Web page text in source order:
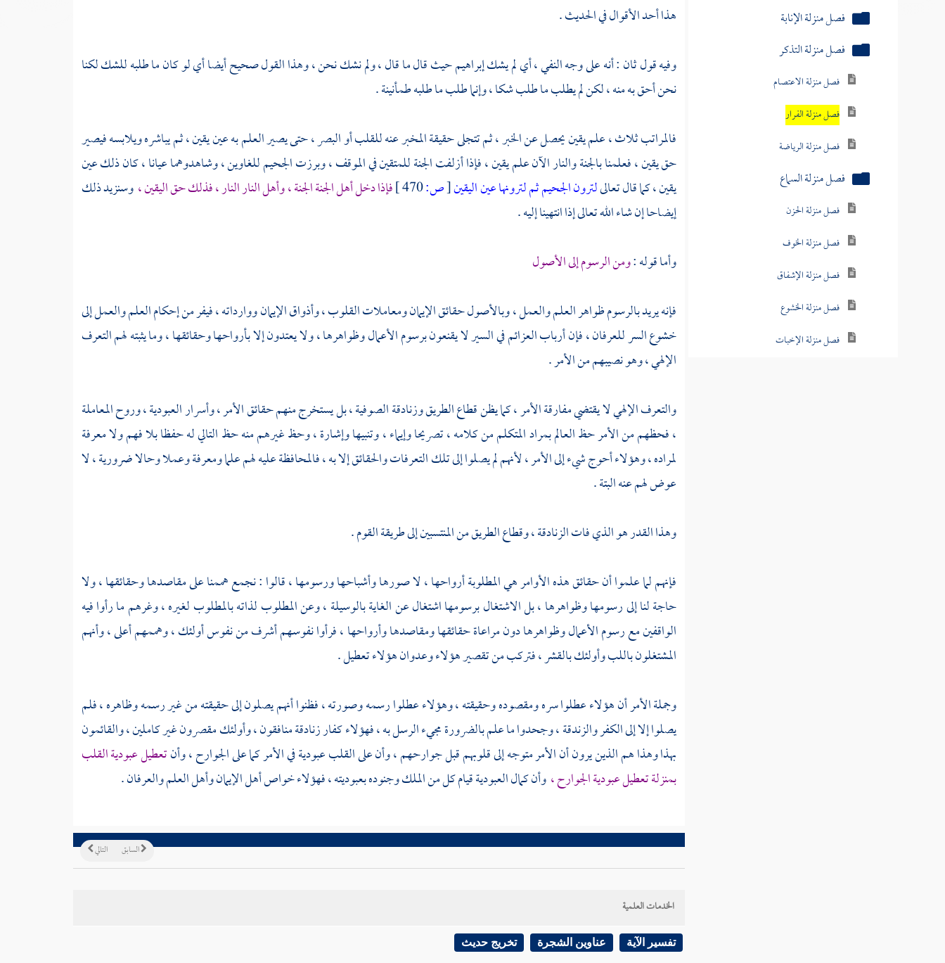
فصل منزلة الإنابة
فصل منزلة التذكر
فصل منزلة الاعتصام
فصل منزلة الفرار
فصل منزلة الرياضة
فصل منزلة السماع
فصل منزلة الحزن
فصل منزلة الخوف
فصل منزلة الإشفاق
فصل منزلة الخشوع
فصل منزلة الإخبات
هذا أحد الأقوال في الحديث .
وفيه قول ثان : أنه على وجه النفي ، أي لم يشكإبراهيمحيث قال ما قال ، ولم نشك نحن ، وهذا القول صحيح أيضا أي لو كان ما طلبه للشك لكنا
نحن أحق به منه ، لكن لم يطلب ما طلب شكا ، وإنما طلب ما طلبه طمأنينة .
فالمراتب ثلاث ، علم يقين يحصل عن الخبر ، ثم تتجلى حقيقة المخبر عنه للقلب أو البصر ، حتى يصير العلم به عين يقين ، ثم يباشره ويلابسه فيصير
حق يقين ، فعلمنا بالجنة والنار الآن علم يقين ، فإذا أزلفت الجنة للمتقين في الموقف ، وبرزت الجحيم للغاوين ، وشاهدوهما عيانا ، كان ذلك عين
يقين ، كما قال تعالىلترون الجحيمثم لترونها عين اليقين[ص: فإذا دخل أهل الجنة الجنة ، وأهل النار النار ، فذلك حق اليقين ،وسنزيد ذلك
إيضاحا إن شاء الله تعالى إذا انتهينا إليه .
وأما قوله :ومن الرسوم إلى الأصول
فإنه يريد بالرسوم ظواهر العلم والعمل ، وبالأصول حقائق الإيمان ومعاملات القلوب ، وأذواق الإيمان ووارداته ، فيفر من إحكام العلم والعمل إلى
خشوع السر للعرفان ، فإن أرباب العزائم في السير لا يقنعون برسوم الأعمال وظواهرها ، ولا يعتدون إلا بأرواحها وحقائقها ، وما يثبته لهم التعرف
الإلهي ، وهو نصيبهم من الأمر .
والتعرف الإلهي لا يقتضي مفارقة الأمر ، كما يظن قطاع الطريق وزنادقة الصوفية ، بل يستخرج منهم حقائق الأمر ، وأسرار العبودية ، وروح المعاملة
، فحظهم من الأمر حظ العالم بمراد المتكلم من كلامه ، تصريحا وإيماء ، وتنبيها وإشارة ، وحظ غيرهم منه حظ التالي له حفظا بلا فهم ولا معرفة
لمراده ، وهؤلاء أحوج شيء إلى الأمر ، لأنهم لم يصلوا إلى تلك التعرفات والحقائق إلا به ، فالمحافظة عليه لهم علما ومعرفة وعملا وحالا ضرورية ، لا
عوض لهم عنه البتة .
وهذا القدر هو الذي فات الزنادقة ، وقطاع الطريق من المنتسبين إلى طريقة القوم .
فإنهم لما علموا أن حقائق هذه الأوامر هي المطلوبة أرواحها ، لا صورها وأشباحها ورسومها ، قالوا : نجمع هممنا على مقاصدها وحقائقها ، ولا
حاجة لنا إلى رسومها وظواهرها ، بل الاشتغال برسومها اشتغال عن الغاية بالوسيلة ، وعن المطلوب لذاته بالمطلوب لغيره ، وغرهم ما رأوا فيه
الواقفين مع رسوم الأعمال وظواهرها دون مراعاة حقائقها ومقاصدها وأرواحها ، فرأوا نفوسهم أشرف من نفوس أولئك ، وهممهم أعلى ، وأنهم
المشتغلون باللب وأولئك بالقشر ، فتركب من تقصير هؤلاء وعدوان هؤلاء تعطيل .
وجملة الأمر أن هؤلاء عطلوا سره ومقصوده وحقيقته ، وهؤلاء عطلوا رسمه وصورته ، فظنوا أنهم يصلون إلى حقيقته من غير رسمه وظاهره ، فلم
يصلوا إلا إلى الكفر والزندقة ، وجحدوا ما علم بالضرورة مجيء الرسل به ، فهؤلاء كفار زنادقة منافقون ، وأولئك مقصرون غير كاملين ، والقائمون
بهذا وهذا هم الذين يرون أن الأمر متوجه إلى قلوبهم قبل جوارحهم ، وأن على القلب عبودية في الأمر كما على الجوارح ، وأنتعطيل عبودية القلب
بمنزلة تعطيل عبودية الجوارح ،وأن كمال العبودية قيام كل من الملك وجنوده بعبوديته ، فهؤلاء خواص أهل الإيمان وأهل العلم والعرفان .
التالي السابق
الخدمات العلمية
تفسير الآية عناوين الشجرة تخريج حديث